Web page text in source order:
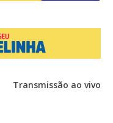
Transmissão ao vivo